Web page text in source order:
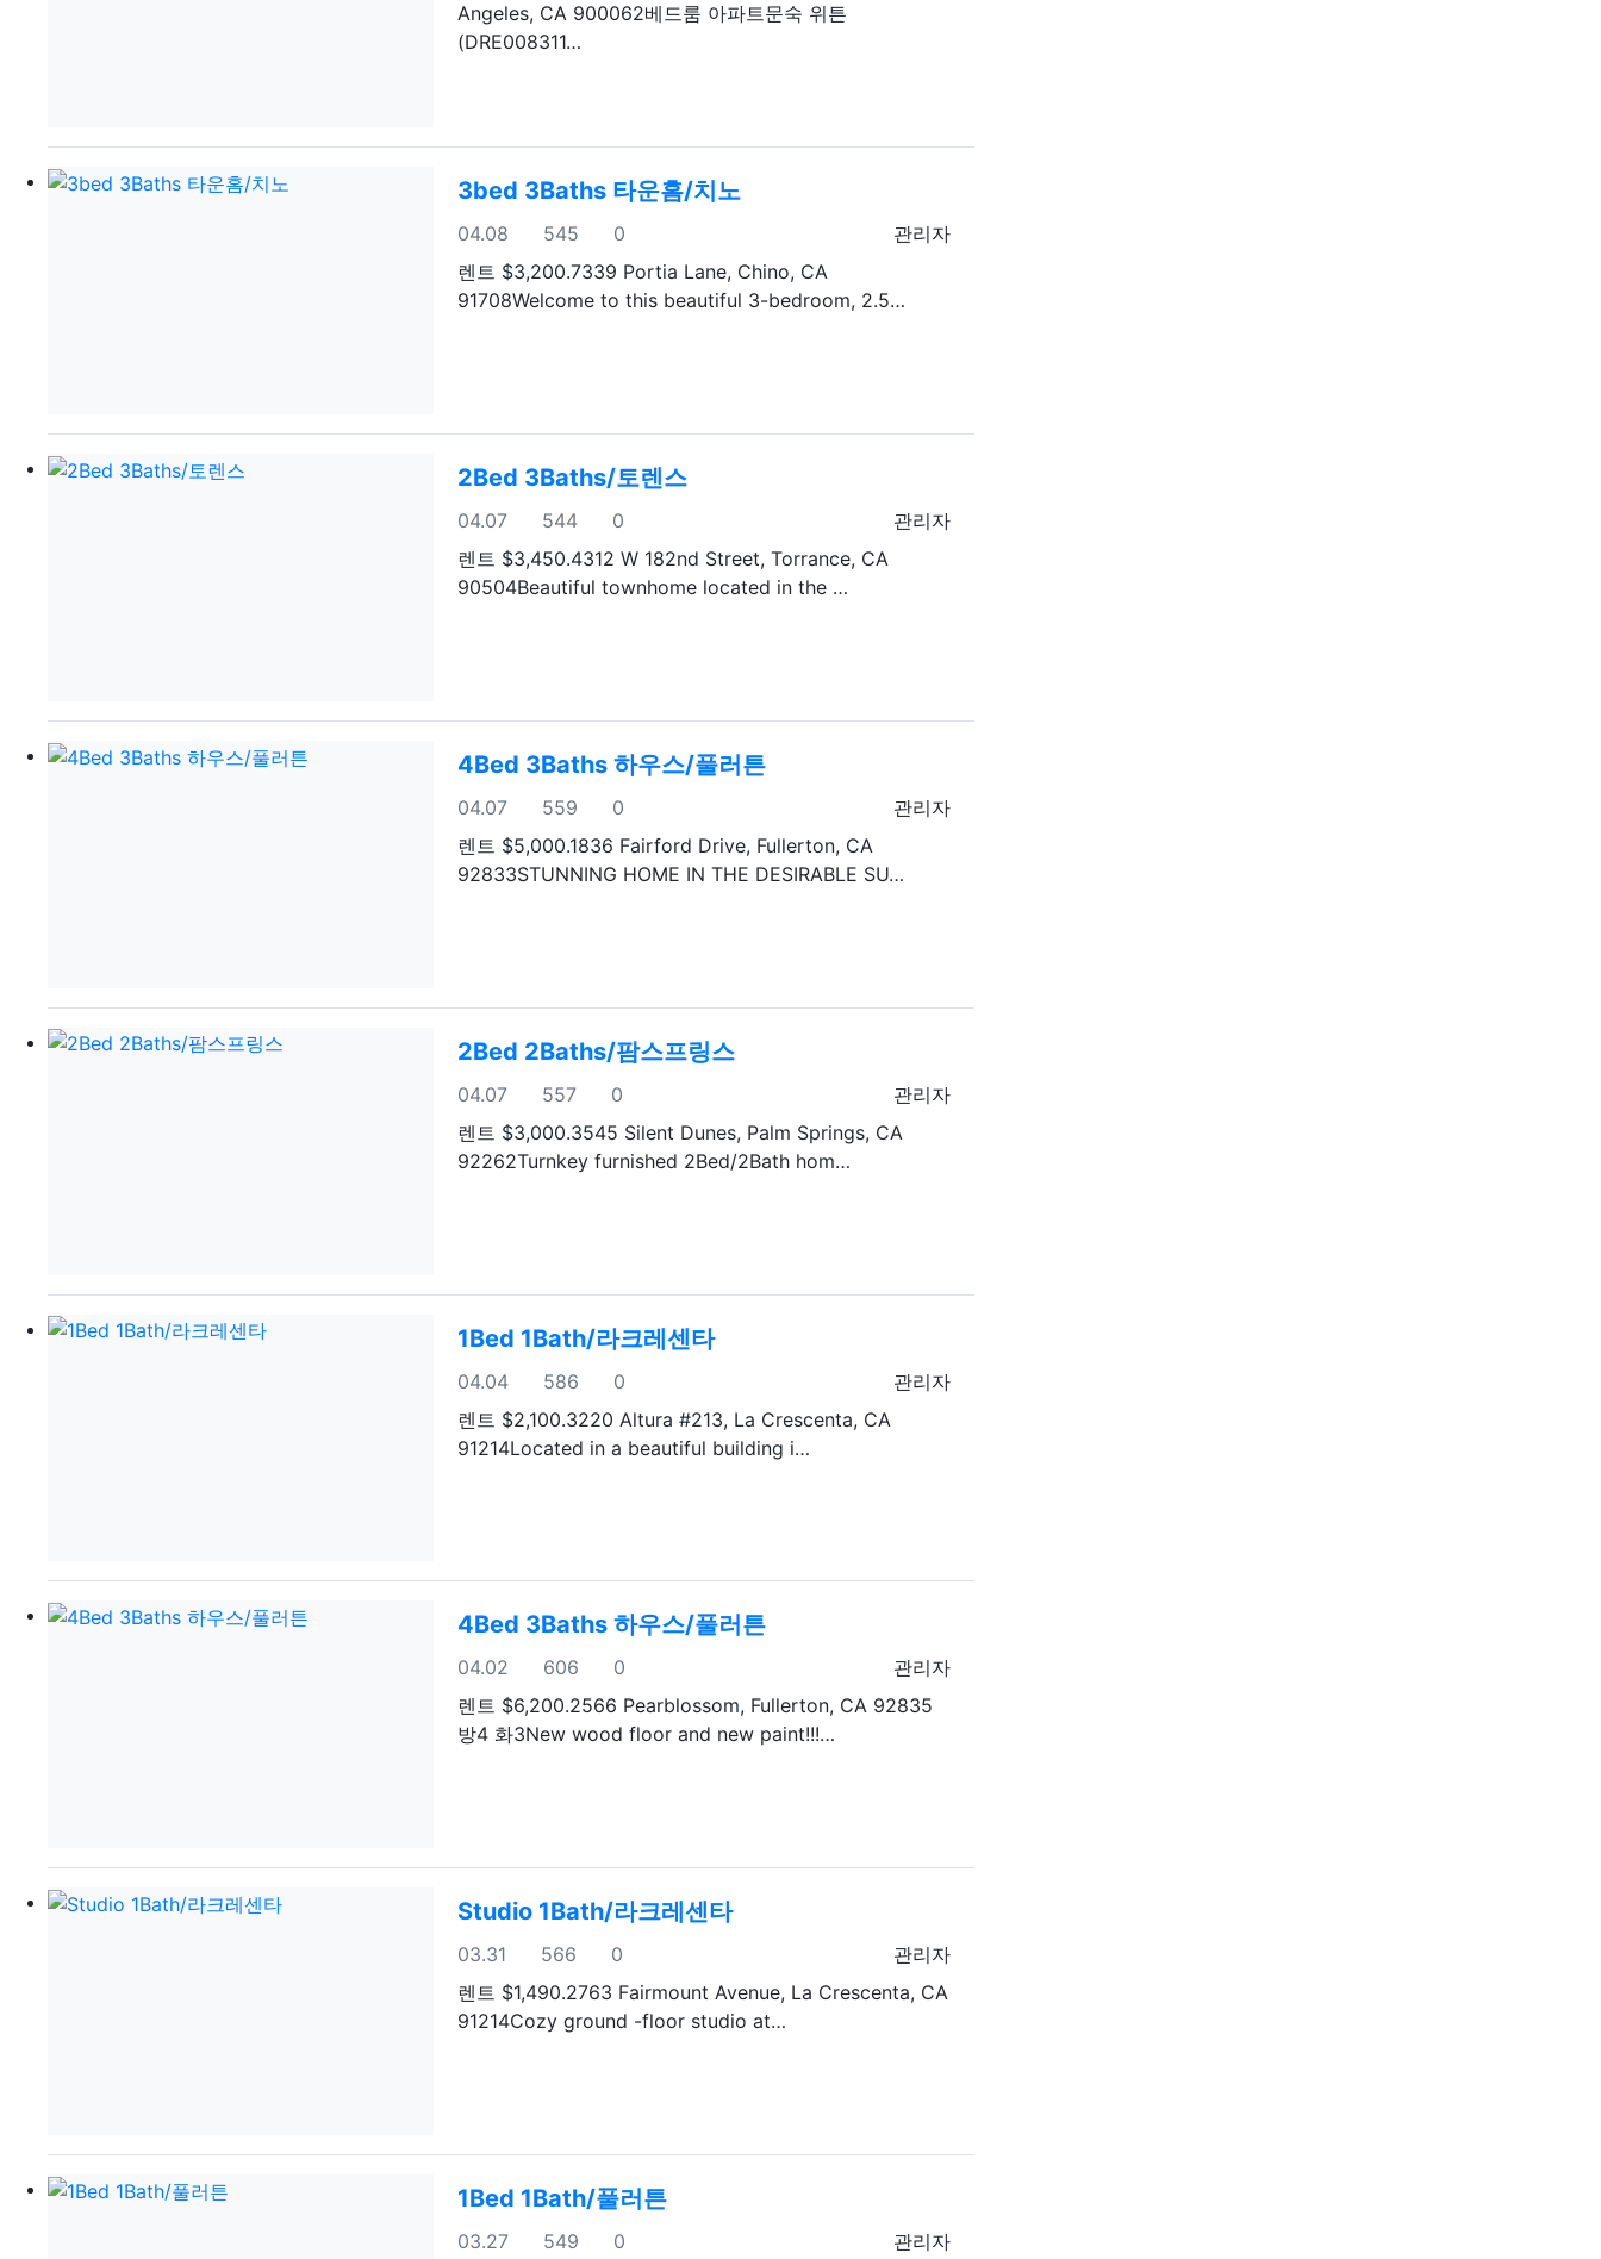
Angeles, CA 900062베드룸 아파트문숙 위튼
(DRE008311…
3bed 3Baths 타운홈/치노
등록자
관리자
등록일
04.08 조회
545 추천
0
렌트 $3,200.7339 Portia Lane, Chino, CA
91708Welcome to this beautiful 3-bedroom, 2.5…
2Bed 3Baths/토렌스
등록자
관리자
등록일
04.07 조회
544 추천
0
렌트 $3,450.4312 W 182nd Street, Torrance, CA
90504Beautiful townhome located in the …
4Bed 3Baths 하우스/풀러튼
등록자
관리자
등록일
04.07 조회
559 추천
0
렌트 $5,000.1836 Fairford Drive, Fullerton, CA
92833STUNNING HOME IN THE DESIRABLE SU…
2Bed 2Baths/팜스프링스
등록자
관리자
등록일
04.07 조회
557 추천
0
렌트 $3,000.3545 Silent Dunes, Palm Springs, CA
92262Turnkey furnished 2Bed/2Bath hom…
1Bed 1Bath/라크레센타
등록자
관리자
등록일
04.04 조회
586 추천
0
렌트 $2,100.3220 Altura #213, La Crescenta, CA
91214Located in a beautiful building i…
4Bed 3Baths 하우스/풀러튼
등록자
관리자
등록일
04.02 조회
606 추천
0
렌트 $6,200.2566 Pearblossom, Fullerton, CA 92835
방4 화3New wood floor and new paint!!!…
Studio 1Bath/라크레센타
등록자
관리자
등록일
03.31 조회
566 추천
0
렌트 $1,490.2763 Fairmount Avenue, La Crescenta, CA
91214Cozy ground -floor studio at…
1Bed 1Bath/풀러튼
등록자
관리자
등록일
03.27 조회
549 추천
0